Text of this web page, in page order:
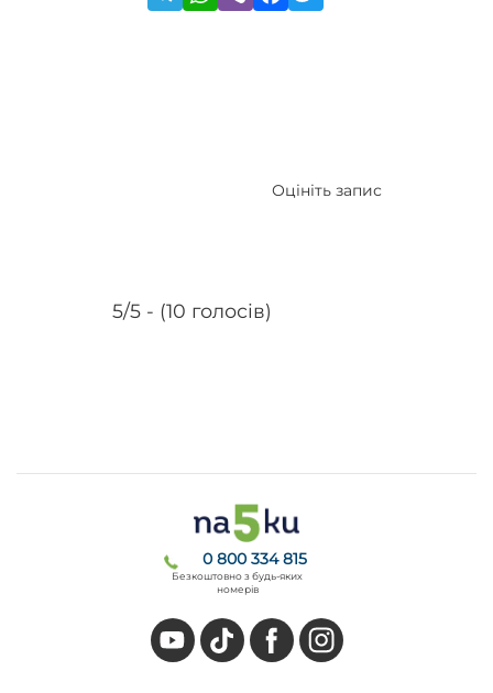
5/5 - (10 голосів)
Оцініть запис
0 800 334 815
Безкоштовно з будь-яких
номерів